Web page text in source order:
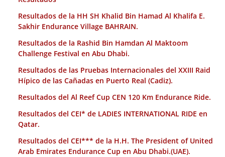
Resultados de la HH SH Khalid Bin Hamad Al Khalifa E.
Sakhir Endurance Village BAHRAIN.
Resultados de la Rashid Bin Hamdan Al Maktoom
Challenge Festival en Abu Dhabi.
Resultados de las Pruebas Internacionales del XXIII Raid
Hípico de las Cañadas en Puerto Real (Cadiz).
Resultados del Al Reef Cup CEN 120 Km Endurance Ride.
Resultados del CEI* de LADIES INTERNATIONAL RIDE en
Qatar.
Resultados del CEI*** de la H.H. The President of United
Arab Emirates Endurance Cup en Abu Dhabi.(UAE).